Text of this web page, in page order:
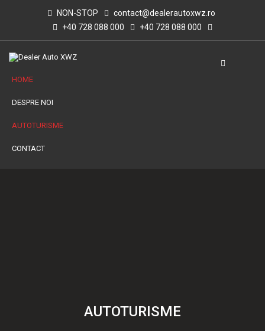
NON-STOP
contact@dealerautoxwz.ro
+40 728 088 000
+40 728 088 000
HOME
DESPRE NOI
AUTOTURISME
CONTACT
AUTOTURISME